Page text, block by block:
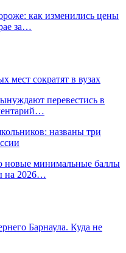
как изменились цены
за…
мест сократят в вузах
перевестись в
названы три
новые минимальные баллы
на 2026…
Барнаула. Куда не